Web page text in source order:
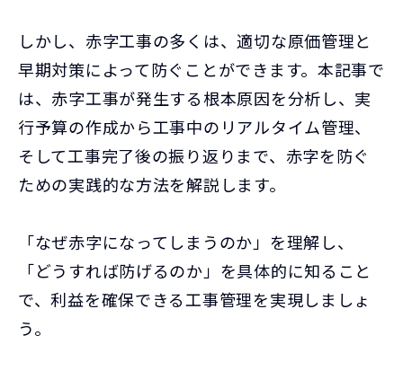
しかし、赤字工事の多くは、適切な原価管理と
早期対策によって防ぐことができます。本記事で
は、赤字工事が発生する根本原因を分析し、実
行予算の作成から工事中のリアルタイム管理、
そして工事完了後の振り返りまで、赤字を防ぐ
ための実践的な方法を解説します。
「なぜ赤字になってしまうのか」を理解し、
「どうすれば防げるのか」を具体的に知ること
で、利益を確保できる工事管理を実現しましょ
う。